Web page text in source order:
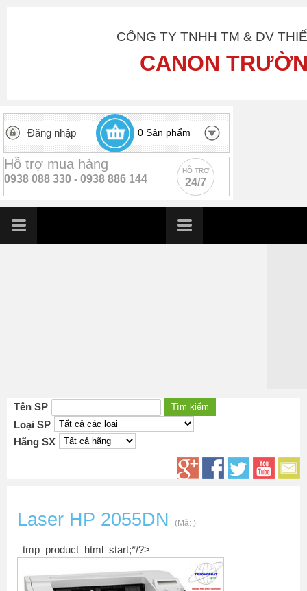
CÔNG TY TNHH TM & DV
CANON
Đăng nhập 0 Sản phẩm
Hỗ trợ mua hàng
0938 088 330 - 0938 886 144
HỖ TRỢ
24/7
Tên SP
Loại SP
Hãng SX
Laser HP 2055DN (Mã: )
_tmp_product_html_start;*/?>